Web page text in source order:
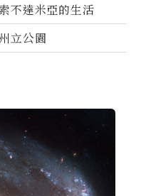
不達米亞的生活
立公園